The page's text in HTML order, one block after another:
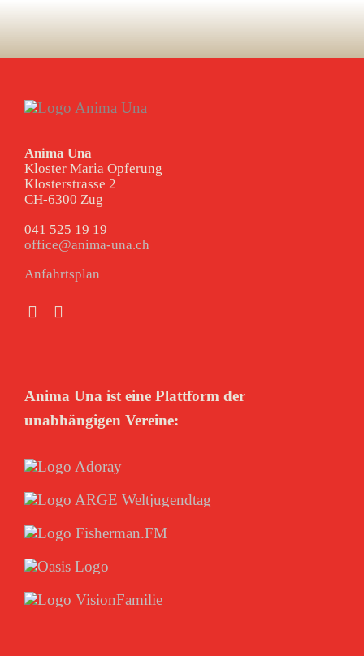
Anima Una
Kloster Maria Opferung
Klosterstrasse 2
CH-6300 Zug
041 525 19 19
office@anima-una.ch
Anfahrtsplan
Anima Una ist eine Plattform der
unabhängigen Vereine: